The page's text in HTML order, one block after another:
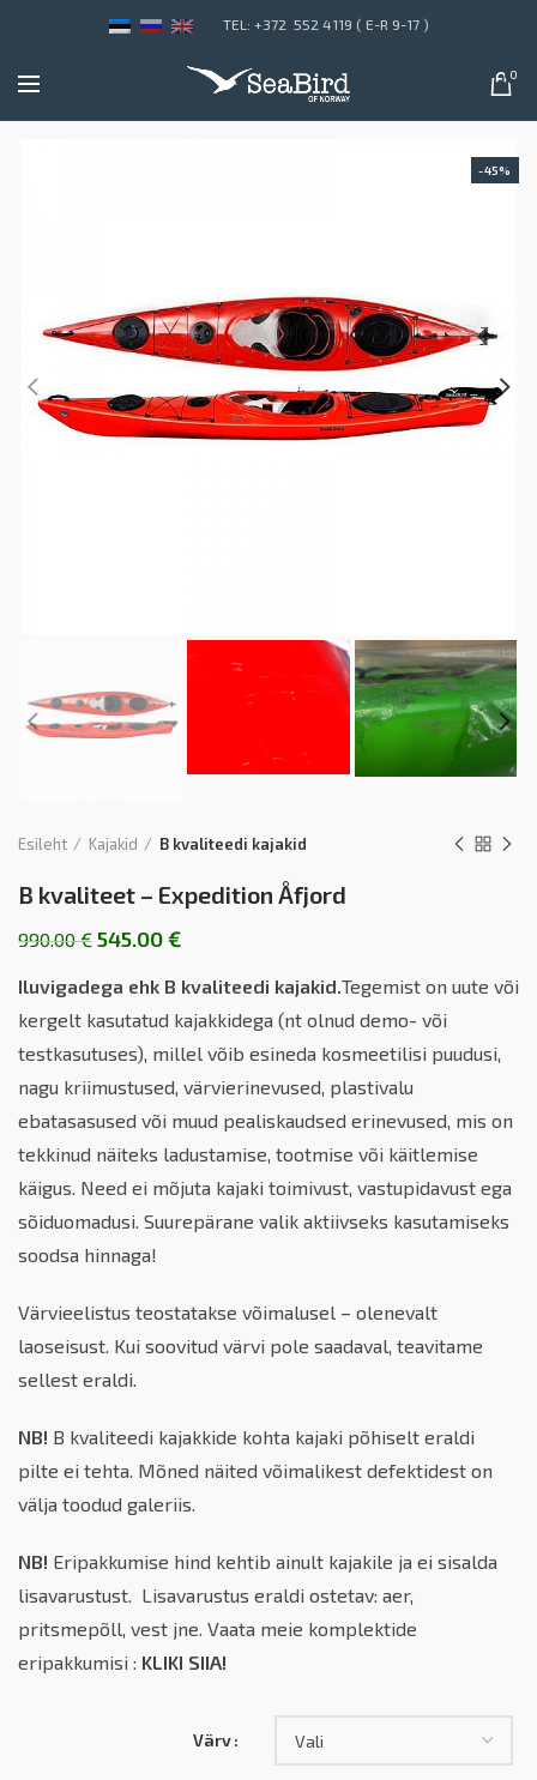
TEL: +372 552 4119 ( E-R 9-17 )
0
-45%
Esileht Kajakid B kvaliteedi kajakid
B kvaliteet – Expedition Åfjord
990.00€ 545.00€
Iluvigadega ehk B kvaliteedi kajakid.Tegemist on uute või
kergelt kasutatud kajakkidega (nt olnud demo- või
testkasutuses), millel võib esineda kosmeetilisi puudusi,
nagu kriimustused, värvierinevused, plastivalu
ebatasasused või muud pealiskaudsed erinevused, mis on
tekkinud näiteks ladustamise, tootmise või käitlemise
käigus. Need ei mõjuta kajaki toimivust, vastupidavust ega
sõiduomadusi. Suurepärane valik aktiivseks kasutamiseks
soodsa hinnaga!
Värvieelistus teostatakse võimalusel – olenevalt
laoseisust. Kui soovitud värvi pole saadaval, teavitame
sellest eraldi.
NB! B kvaliteedi kajakkide kohta kajaki põhiselt eraldi
pilte ei tehta. Mõned näited võimalikest defektidest on
välja toodud galeriis.
NB! Eripakkumise hind kehtib ainult kajakile ja ei sisalda
lisavarustust. Lisavarustus eraldi ostetav: aer,
pritsmepõll, vest jne. Vaata meie komplektide
eripakkumisi : KLIKI SIIA!
Värv